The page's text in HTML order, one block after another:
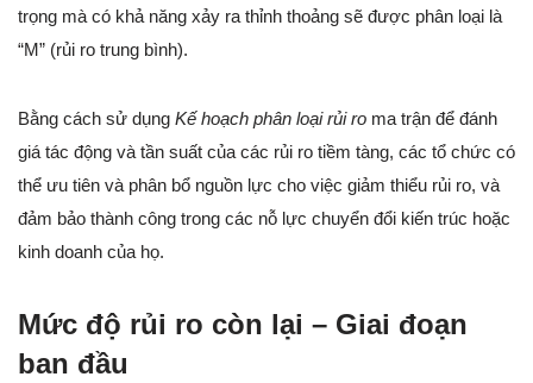
trọng mà có khả năng xảy ra thỉnh thoảng sẽ được phân loại là
“M” (rủi ro trung bình).
Bằng cách sử dụng Kế hoạch phân loại rủi ro ma trận để đánh
giá tác động và tần suất của các rủi ro tiềm tàng, các tổ chức có
thể ưu tiên và phân bổ nguồn lực cho việc giảm thiểu rủi ro, và
đảm bảo thành công trong các nỗ lực chuyển đổi kiến trúc hoặc
kinh doanh của họ.
Mức độ rủi ro còn lại – Giai đoạn
ban đầu